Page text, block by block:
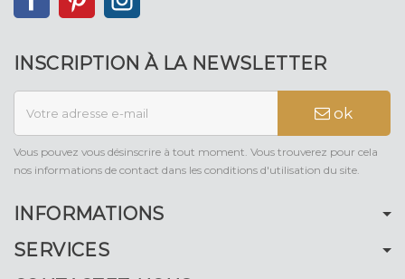
INSCRIPTION À LA NEWSLETTER
ok
Vous pouvez vous désinscrire à tout moment. Vous trouverez pour cela
nos informations de contact dans les conditions d'utilisation du site.
INFORMATIONS
SERVICES